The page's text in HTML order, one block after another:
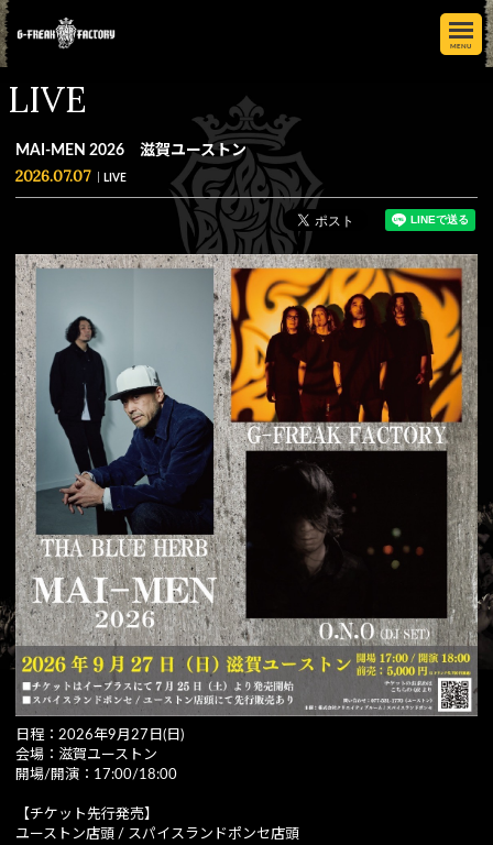
MENU
LIVE
MAI-MEN 2026 滋賀ユーストン
2026.07.07 LIVE
日程：2026年9月27日(日)
会場：滋賀ユーストン
開場/開演：17:00/18:00
【チケット先行発売】
ユーストン店頭 / スパイスランドポンセ店頭